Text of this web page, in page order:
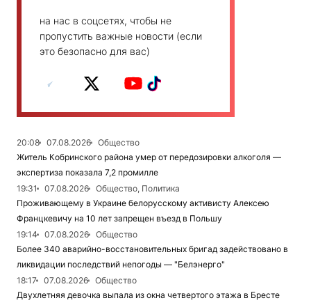
на нас в соцсетях, чтобы не
пропустить важные новости (если
это безопасно для вас)
20:08 07.08.2026
Общество
Житель Кобринского района умер от передозировки алкоголя —
экспертиза показала 7,2 промилле
19:31
07.08.2026
Общество, Политика
Проживающему в Украине белорусскому активисту Алексею
Францкевичу на 10 лет запрещен въезд в Польшу
19:14
07.08.2026
Общество
Более 340 аварийно-восстановительных бригад задействовано в
ликвидации последствий непогоды — "Белэнерго"
18:17
07.08.2026
Общество
Двухлетняя девочка выпала из окна четвертого этажа в Бресте